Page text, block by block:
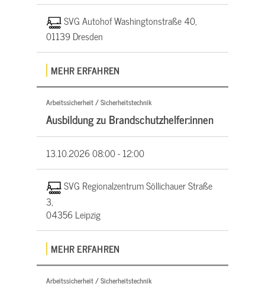
SVG Autohof Washingtonstraße 40,
01139 Dresden
MEHR ERFAHREN
Arbeitssicherheit / Sicherheitstechnik
Ausbildung zu Brandschutzhelfer:innen
13.10.202608:00 - 12:00
SVG Regionalzentrum Söllichauer Straße
3,
04356 Leipzig
MEHR ERFAHREN
Arbeitssicherheit / Sicherheitstechnik